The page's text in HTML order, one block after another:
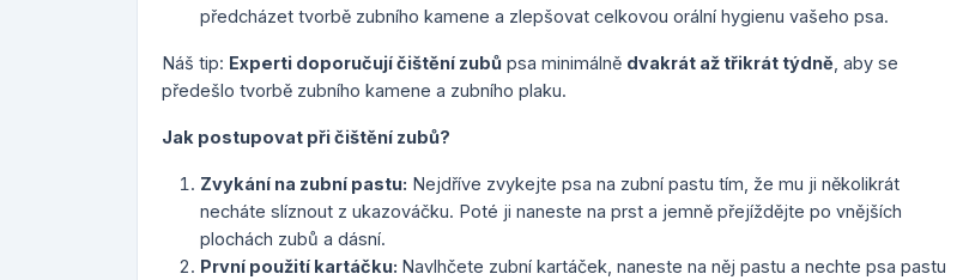
předcházet tvorbě zubního kamene a zlepšovat celkovou orální hygienu vašeho psa.
Náš tip: Experti doporučují čištění zubů psa minimálně dvakrát až třikrát týdně , aby se
předešlo tvorbě zubního kamene a zubního plaku.
Jak postupovat při čištění zubů?
Zvykání na zubní pastu: Nejdříve zvykejte psa na zubní pastu tím, že mu ji několikrát
necháte slíznout z ukazováčku. Poté ji naneste na prst a jemně přejíždějte po vnějších
plochách zubů a dásní.
První použití kartáčku: Navlhčete zubní kartáček, naneste na něj pastu a nechte psa pastu